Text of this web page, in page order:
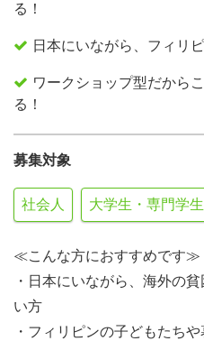
る！
日本にいながら、フィリ
ワークショップ型だから
る！
募集対象
社会人 大学生・専門学生
≪こんな方におすすめです≫
・日本にいながら、海外の
い方
・フィリピンの子どもたち